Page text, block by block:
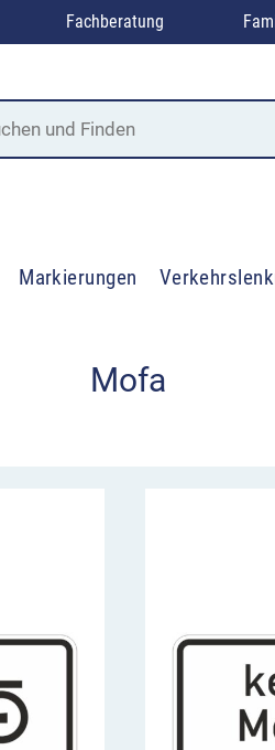
Fachberatung
Markierungen
Mofa